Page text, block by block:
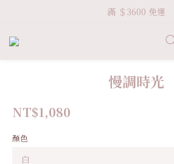
Welcome VHS.co
滿 ＄3600 免運
Welcome VHS.co
慢調時光
NT$1,080
顏色